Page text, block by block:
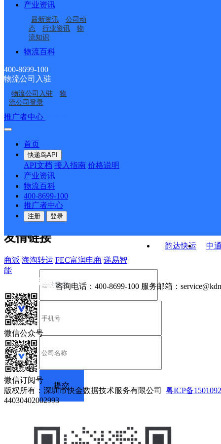
产业资讯
最新资讯
公司动
态
行业资讯
物
流知识
物流百科
400-8699-100
物流公司入驻
物流公司入驻
物
流公司登录
推广者中心
首页
快递鸟API
API文档 接入指南 价格说明
产业资讯
物流百科
400-8699-100
推广者中心
注册 登录
天全县新场乡合作点
ID10528
天全县新华乡合作点
ID10584
天全县沙坪邮政所
天全县思经邮政所
天全县东城街邮政所
天全县鱼泉邮政所
韵达快运
中
接口API
API接口 DEMO下载
关于我们
公司介绍 企业动态
合作伙伴 快递鸟接口服务协议
户隐私政策
友情链接
商派 海淘转运 FEC富润电商 递易智
能
咨询电话： 400-8699-100 服务邮箱：
微信公众号
微信订阅号
版权所有：深圳市快金数据技术服务有限公司 粤ICP备
44030402002993